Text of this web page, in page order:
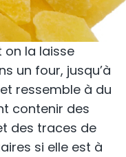
on la laisse
un four, jusqu’à
ressemble à du
contenir des
des traces de
si elle est à